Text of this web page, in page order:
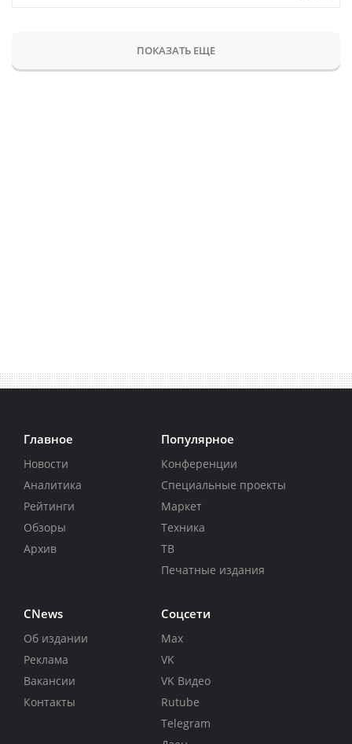
ПОКАЗАТЬ ЕЩЕ
Главное
Новости
Аналитика
Рейтинги
Обзоры
Архив
Популярное
Конференции
Специальные проекты
Маркет
Техника
ТВ
Печатные издания
CNews
Об издании
Реклама
Вакансии
Контакты
Соцсети
Max
VK
VK Видео
Rutube
Telegram